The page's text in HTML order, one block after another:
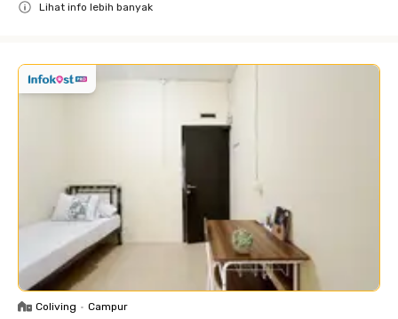
Lihat info lebih banyak
Coliving • Campur